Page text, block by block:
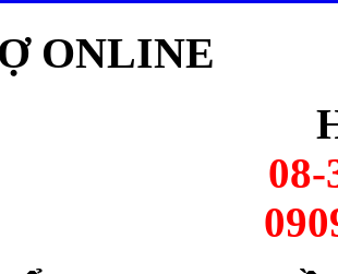
ONLINE
08-